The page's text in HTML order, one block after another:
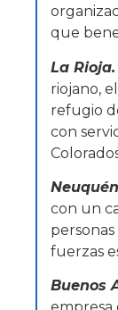
que
La Rioja.
riojano,
refugio
con
con un
fuerzas
Buenos